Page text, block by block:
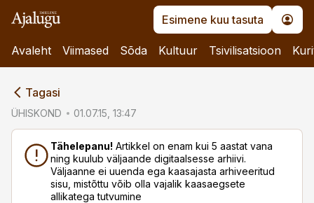
Esimene kuu tasuta
Avaleht Viimased Sõda Kultuur Tsivilisatsioon
Tagasi
ÜHISKOND 01.07.15, 13:47
Tähelepanu! Artikkel on enam kui 5 aastat vana
ning kuulub väljaande digitaalsesse arhiivi.
Väljaanne ei uuenda ega kaasajasta arhiveeritud
sisu, mistõttu võib olla vajalik kaasaegsete
allikatega tutvumine